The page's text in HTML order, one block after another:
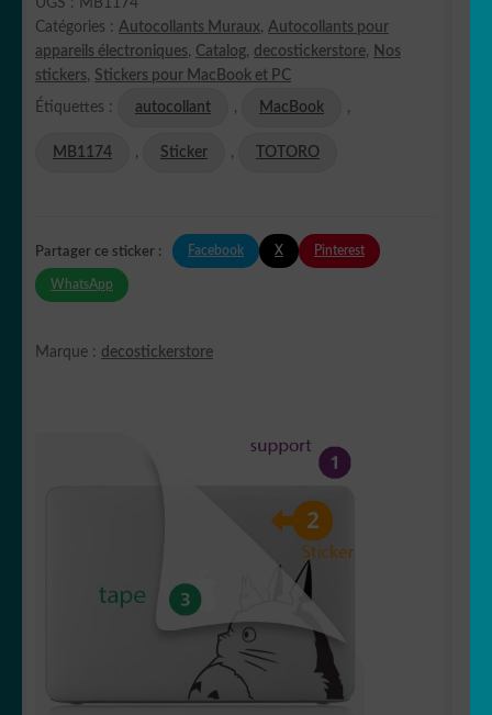
UGS :
MB1174
Catégories : Autocollants Muraux, Autocollants pour
appareils électroniques, Catalog, decostickerstore, Nos
stickers, Stickers pour MacBook et PC
Étiquettes : autocollant , MacBook ,
MB1174 , Sticker , TOTORO
Partager ce sticker : Facebook X Pinterest
WhatsApp
Marque : decostickerstore